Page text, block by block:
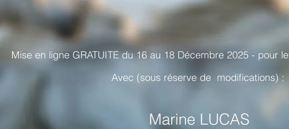
Mise en ligne GRATUITE du 16 au 18 Décembre 2025 - pour
Avec (sous réserve de modifications) :
Marine LUCAS